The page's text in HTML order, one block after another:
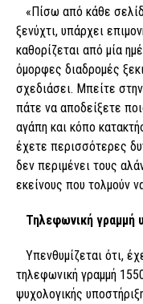
«Πίσω από κάθε
ξενύχτι, υπάρχει
καθορίζεται από μία
όμορφες διαδρομές
σχεδιάσει. Μπείτε
πάτε να αποδείξετε
αγάπη και κόπο
έχετε περισσότερες
δεν περιμένει τους
εκείνους που τολμούν
Τηλεφωνική γραμμή
Υπενθυμίζεται ότι,
τηλεφωνική γραμμή
ψυχολογικής